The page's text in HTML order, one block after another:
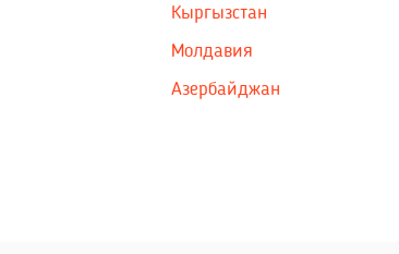
Кыргызстан
Молдавия
Азербайджан